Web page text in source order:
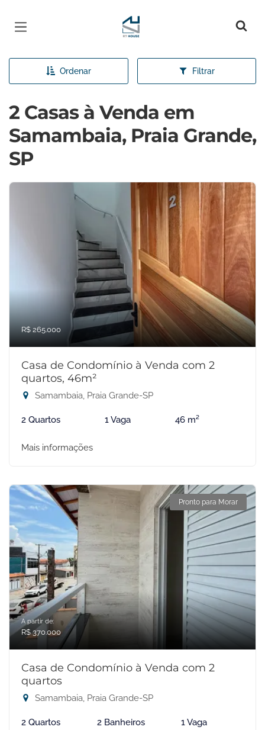
Página inicial
Ordenar Filtrar
2 Casas à Venda em
Samambaia, Praia Grande,
SP
R$ 265.000
Casa de Condomínio à Venda com 2
quartos, 46m²
Samambaia, Praia Grande-SP
2 Quartos 1 Vaga 46 m²
Mais informações
Pronto para Morar
A partir de:
R$ 370.000
Casa de Condomínio à Venda com 2
quartos
Samambaia, Praia Grande-SP
2 Quartos 2 Banheiros 1 Vaga